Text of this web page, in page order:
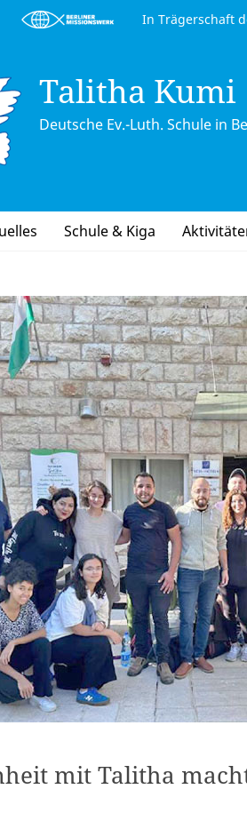
In Trägerschaft
Talitha Kumi
Deutsche Ev.-Luth. Schule in
Schule & Kiga
mit Talitha